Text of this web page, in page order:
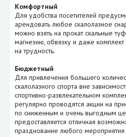
Комфортный
Для удобства посетителей
арендовать любое скалолазное
можно взять на прокат скальные
магнезию, обвязку и даже
на трудность.
Бюджетный
Для привлечения большего
скалолазного спорта вне
спортивно-развлекательном
регулярно проводятся акции на
по сниженным и очень выгодным
предоставляется отличная
празднование любого мероприятия